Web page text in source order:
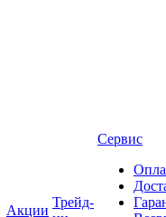
Акции
Трейд-
Сервис